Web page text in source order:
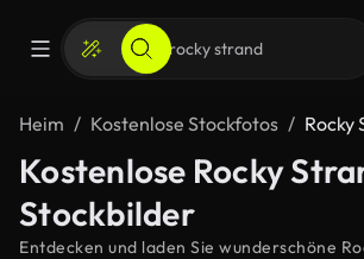
Heim Kostenlose Stockfotos Rocky
Kostenlose Rocky
Stockbilder
Entdecken und laden Sie wunderschöne